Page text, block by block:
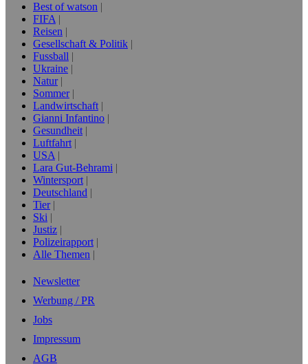
Best of watson
FIFA
Reisen
Gesellschaft & Politik
Fussball
Ukraine
Natur
Sommer
Landwirtschaft
Gianni Infantino
Gesundheit
Luftfahrt
USA
Lara Gut-Behrami
Wintersport
Deutschland
Tier
Ski
Justiz
Polizeirapport
Alle Themen
Newsletter
Werbung / PR
Jobs
Impressum
AGB